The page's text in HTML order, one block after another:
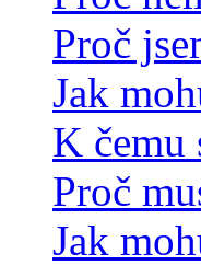
Proč
Jak
K čemu
Proč
Jak